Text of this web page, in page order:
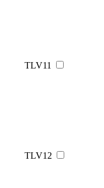
TLV11
TLV12